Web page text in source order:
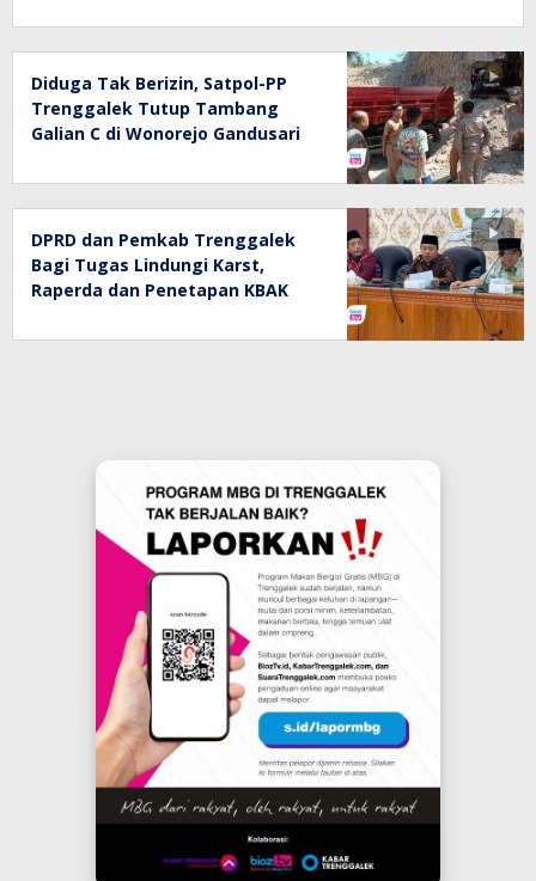
Diduga Tak Berizin, Satpol-PP
Trenggalek Tutup Tambang
Galian C di Wonorejo Gandusari
DPRD dan Pemkab Trenggalek
Bagi Tugas Lindungi Karst,
Raperda dan Penetapan KBAK